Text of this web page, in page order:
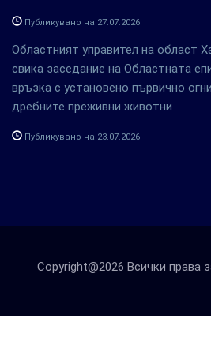
Публикувано на 27.07.2026
Областният управител на област
свика заседание на Областната
връзка с установено първично
дребните преживни животни
Публикувано на 23.07.2026
Copyright@2026 Всички права